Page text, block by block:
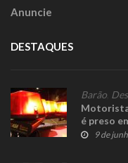
Anuncie
DESTAQUES
Barão
é preso
9 de